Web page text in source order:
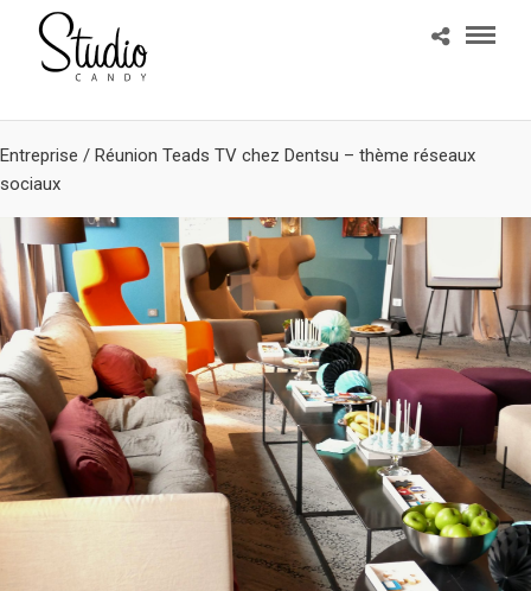
Entreprise / Réunion Teads TV chez Dentsu – thème réseaux
sociaux